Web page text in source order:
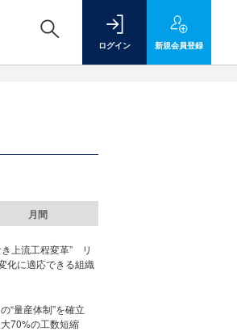
ログイン 新規会員登録
月間
上流工程変革” リ
化に適応できる組織
“量産体制”を確立
70%の工数短縮